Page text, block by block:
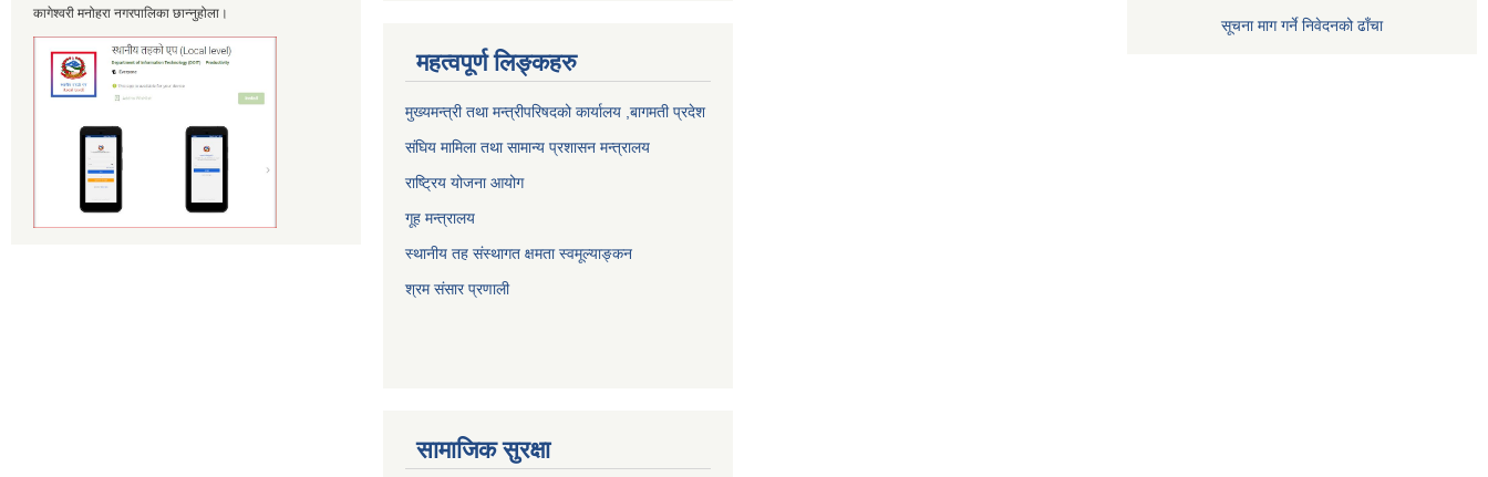
कागेश्वरी मनोहरा नगरपालिका छान्नुहोला।
महत्वपूर्ण लिङ्कहरु
मुख्यमन्त्री तथा मन्त्रीपरिषदको कार्यालय ,बागमती प्रदेश
संघिय मामिला तथा सामान्य प्रशासन मन्त्रालय
राष्ट्रिय योजना आयोग
गूह मन्त्रालय
स्थानीय तह संस्थागत क्षमता स्वमूल्याङ्कन
श्रम संसार प्रणाली
सामाजिक सुरक्षा
सूचना माग गर्ने निवेदनको ढाँचा